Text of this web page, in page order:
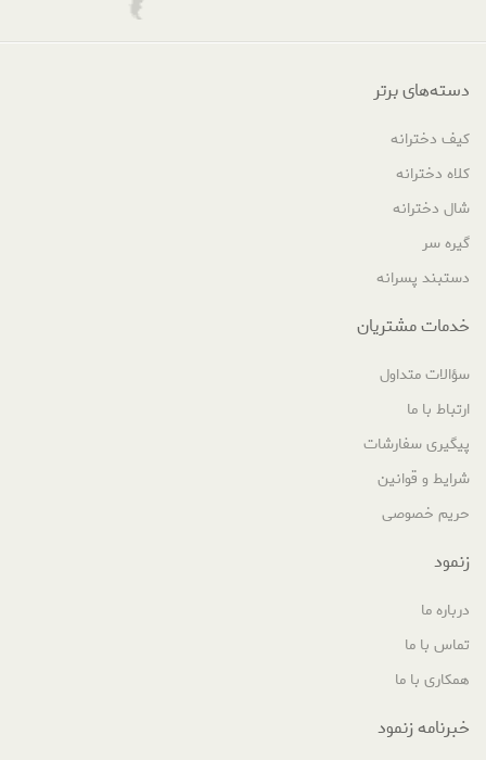
دسته‌های برتر
کیف دخترانه
کلاه دخترانه
شال دخترانه
گیره سر
دستبند پسرانه
خدمات مشتریان
سؤالات متداول
ارتباط با ما
پیگیری سفارشات
شرایط و قوانین
حریم خصوصی
زنمود
درباره ما
تماس با ما
همکاری با ما
خبرنامه زنمود